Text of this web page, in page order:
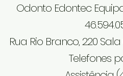
Odonto Edontec
Rua Rio Branco, 220
Telefones